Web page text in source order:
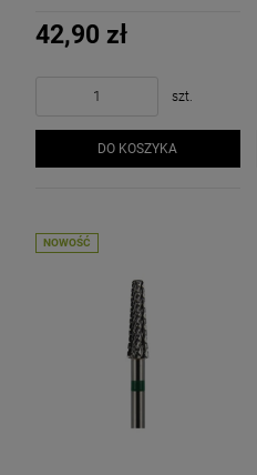
42,90 zł
szt.
DO KOSZYKA
NOWOŚĆ